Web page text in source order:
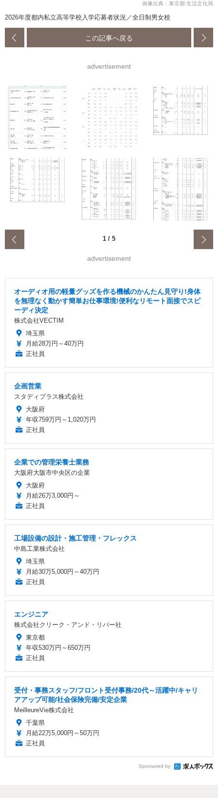
画像出典：東京都 生活文化局
2026年度都内私立高等学校入学応募者状況／全日制男女校
この記事へ戻る
advertisement
1 / 5
advertisement
オーディオ用の軽量グッズを作る機械のかんたん見守り!身体
を無理なく動かす簡単お仕事環境!便利なリモート面接でスピ
ーディ決定
株式会社VECTIM
埼玉県
月給28万円～40万円
正社員
企画営業
スタディプラス株式会社
大阪府
年収759万円～1,020万円
正社員
企業での管理栄養士業務
大阪府大阪市中央区の企業
大阪府
月給26万3,000円～
正社員
工場設備の設計・施工管理・フレックス
中島工業株式会社
埼玉県
月給30万5,000円～40万円
正社員
エンジニア
株式会社クリーク・アンド・リバー社
東京都
年収530万円～650万円
正社員
受付・事務スタッフ/フロント受付事務/20代～活躍中/キャリ
アアップ可能/社会保険完備/安定企業
MeilleureVie株式会社
千葉県
月給22万5,000円～50万円
正社員
Sponsored by